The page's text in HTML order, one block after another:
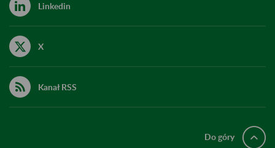
Linkedin
X
Kanał RSS
Do góry